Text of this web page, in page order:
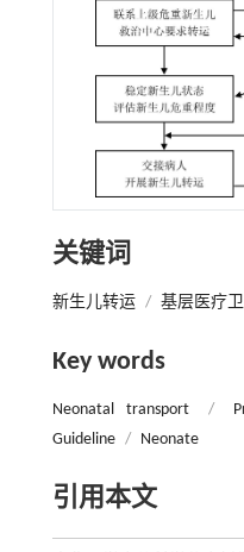
关键词
新生儿转运 / 基层医疗
Key words
Neonatal transport /
Guideline / Neonate
引用本文